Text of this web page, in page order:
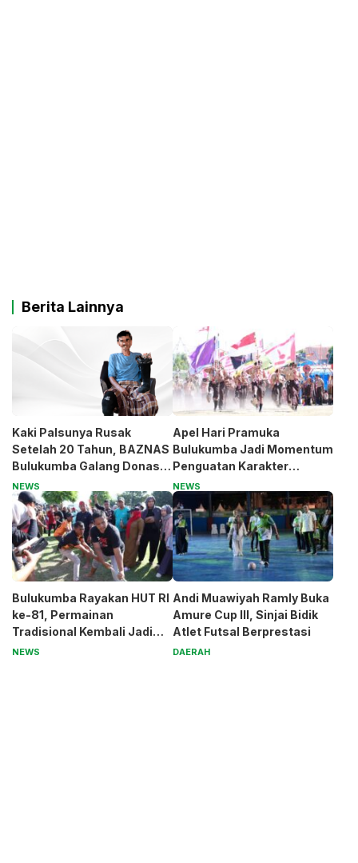
Berita Lainnya
Kaki Palsunya Rusak
Setelah 20 Tahun, BAZNAS
Bulukumba Galang Donasi
untuk Pak Pardi
NEWS
Apel Hari Pramuka
Bulukumba Jadi Momentum
Penguatan Karakter
Generasi Muda
NEWS
Bulukumba Rayakan HUT RI
ke-81, Permainan
Tradisional Kembali Jadi
Magnet
NEWS
Andi Muawiyah Ramly Buka
Amure Cup III, Sinjai Bidik
Atlet Futsal Berprestasi
DAERAH